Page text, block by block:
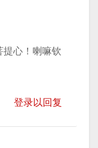
提心！喇嘛钦
登录以回复